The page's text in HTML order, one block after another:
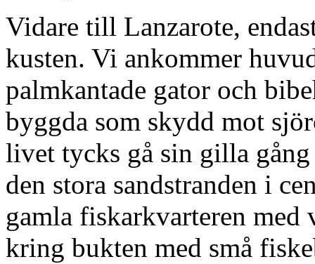
Vidare till Lanzarote,
kusten. Vi ankommer
palmkantade gator och
byggda som skydd mot
livet tycks gå sin gilla
den stora sandstranden i
gamla fiskarkvarteren med
kring bukten med små